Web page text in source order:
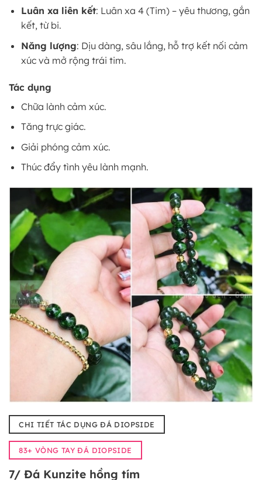
Luân xa liên kết: Luân xa 4 (Tim) – yêu thương, gắn
kết, từ bi.
Năng lượng: Dịu dàng, sâu lắng, hỗ trợ kết nối cảm
xúc và mở rộng trái tim.
Tác dụng
Chữa lành cảm xúc.
Tăng trực giác.
Giải phóng cảm xúc.
Thúc đẩy tình yêu lành mạnh.
CHI TIẾT TÁC DỤNG ĐÁ DIOPSIDE
83+ VÒNG TAY ĐÁ DIOPSIDE
7/ Đá Kunzite hồng tím